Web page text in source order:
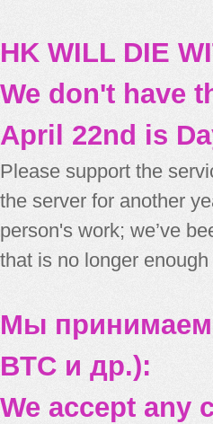
HK WILL DIE
We don't have
April 22nd is
Please support the
the server for another
person's work; we’ve
that is no longer enough
Мы принимаем
BTC и др.):
We accept any